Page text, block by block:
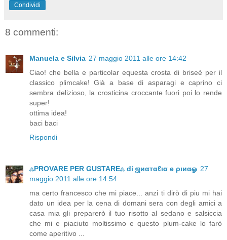
Condividi
8 commenti:
Manuela e Silvia 27 maggio 2011 alle ore 14:42
Ciao! che bella e particolar equesta crosta di briseè per il
classico plimcake! Già a base di asparagi e caprino ci
sembra delizioso, la crosticina croccante fuori poi lo rende
super!
ottima idea!
baci baci
Rispondi
ஃPROVARE PER GUSTAREஃ di ஜиαтαℓια e ριиαஓ 27
maggio 2011 alle ore 14:54
ma certo francesco che mi piace... anzi ti dirò di piu mi hai
dato un idea per la cena di domani sera con degli amici a
casa mia gli preparerò il tuo risotto al sedano e salsiccia
che mi e piaciuto moltissimo e questo plum-cake lo farò
come aperitivo ...